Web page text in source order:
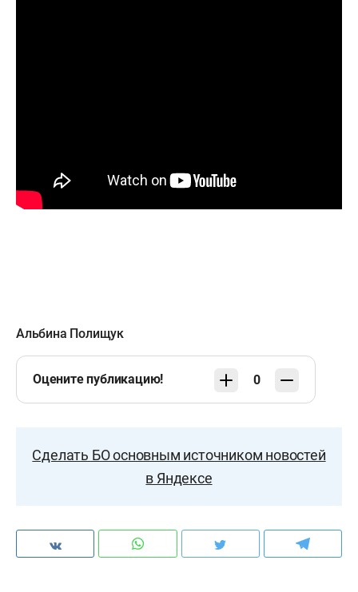
Альбина Полищук
Оцените публикацию! 0
Сделать БО основным источником новостей
в Яндексе